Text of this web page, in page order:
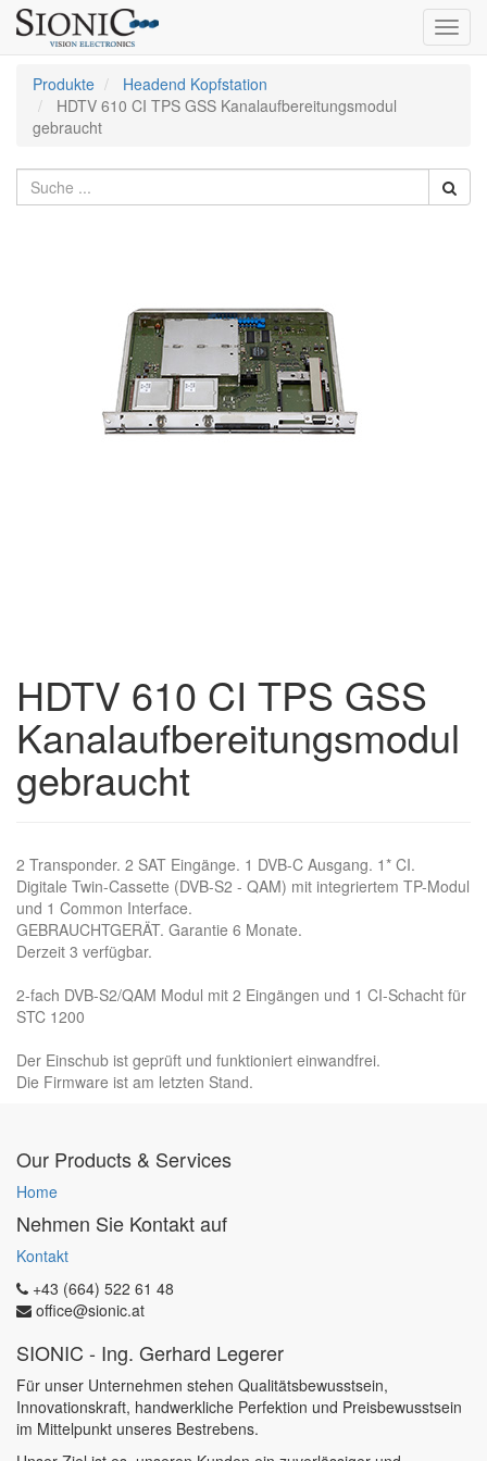
Produkte
Headend Kopfstation
HDTV 610 CI TPS GSS Kanalaufbereitungsmodul
gebraucht
HDTV 610 CI TPS GSS
Kanalaufbereitungsmodul
gebraucht
2 Transponder. 2 SAT Eingänge. 1 DVB-C Ausgang. 1* CI.
Digitale Twin-Cassette (DVB-S2 - QAM) mit integriertem TP-Modul
und 1 Common Interface.
GEBRAUCHTGERÄT. Garantie 6 Monate.
Derzeit 3 verfügbar.
2-fach DVB-S2/QAM Modul mit 2 Eingängen und 1 CI-Schacht für
STC 1200
Der Einschub ist geprüft und funktioniert einwandfrei.
Die Firmware ist am letzten Stand.
Our Products & Services
Home
Nehmen Sie Kontakt auf
Kontakt
+43 (664) 522 61 48
office@sionic.at
SIONIC - Ing. Gerhard Legerer
Für unser Unternehmen stehen Qualitätsbewusstsein,
Innovationskraft, handwerkliche Perfektion und Preisbewusstsein
im Mittelpunkt unseres Bestrebens.